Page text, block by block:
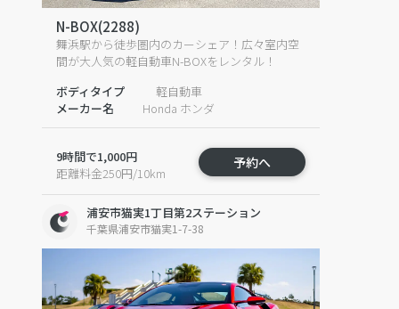
N-BOX(2288)
舞浜駅から徒歩圏内のカーシェア！広々室内空
間が大人気の軽自動車N-BOXをレンタル！
ボディタイプ
メーカー名
軽自動車
Honda ホンダ
9時間で1,000円
距離料金250円/10km
予約へ
浦安市猫実1丁目第2ステーション
千葉県浦安市猫実1-7-38